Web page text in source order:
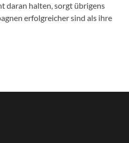
daran halten, sorgt übrigens
erfolgreicher sind als ihre